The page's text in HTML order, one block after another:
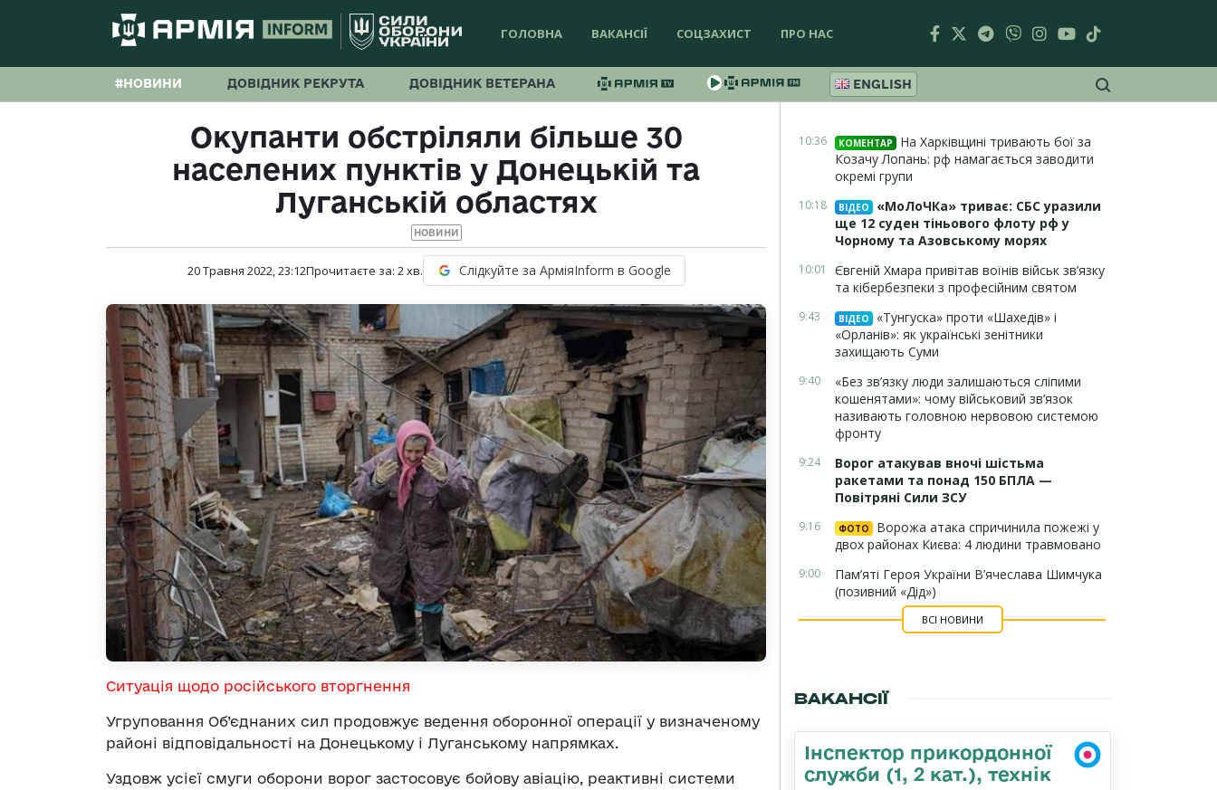
ГОЛОВНА ВАКАНСІЇ СОЦЗАХИСТ ПРО НАС
#НОВИНИ ДОВІДНИК РЕКРУТА ДОВІДНИК ВЕТЕРАНА ENGLISH
Окупанти обстріляли більше 30
населених пунктів у Донецькій та
Луганській областях
НОВИНИ
20 Травня 2022, 23:12Прочитаєте за: 2хв. Слідкуйте за АрміяInform в Google
Ситуація щодо російського вторгнення
Угруповання Об’єднаних сил продовжує ведення оборонної операції у визначеному
районі відповідальності на Донецькому і Луганському напрямках.
Уздовж усієї смуги оборони ворог застосовує бойову авіацію, реактивні системи
10:36 КОМЕНТАР
На Харківщині тривають бої за
Козачу Лопань: рф намагається заводити
окремі групи
10:18 ВІДЕО
«МоЛоЧКа» триває: СБС уразили
ще 12 суден тіньового флоту рф у
Чорному та Азовському морях
10:01
Євгеній Хмара привітав воїнів військ зв’язку
та кібербезпеки з професійним святом
9:43 ВІДЕО
«Тунгуска» проти «Шахедів» і
«Орланів»: як українські зенітники
захищають Суми
9:40
«Без зв’язку люди залишаються сліпими
кошенятами»: чому військовий зв’язок
називають головною нервовою системою
фронту
9:24
Ворог атакував вночі шістьма
ракетами та понад 150 БПЛА —
Повітряні Сили ЗСУ
9:16 ФОТО
Ворожа атака спричинила пожежі у
двох районах Києва: 4 людини травмовано
9:00
Пам’яті Героя України В’ячеслава Шимчука
(позивний «Дід»)
ВСІ НОВИНИ
ВАКАНСІЇ
Інспектор прикордонної
служби (1, 2 кат.), технік